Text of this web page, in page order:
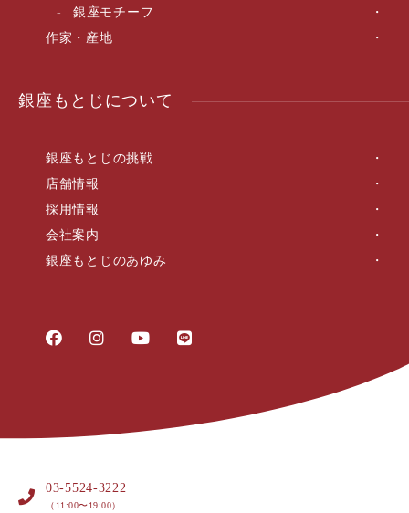
銀座モチーフ
作家・産地
銀座もとじについて
銀座もとじの挑戦
店舗情報
採用情報
会社案内
銀座もとじのあゆみ
03-5524-3222
（11:00〜19:00）